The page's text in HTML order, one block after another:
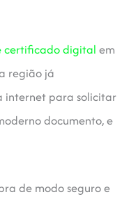
certificado digital em
região já
internet para solicitar
documento, e
de modo seguro e